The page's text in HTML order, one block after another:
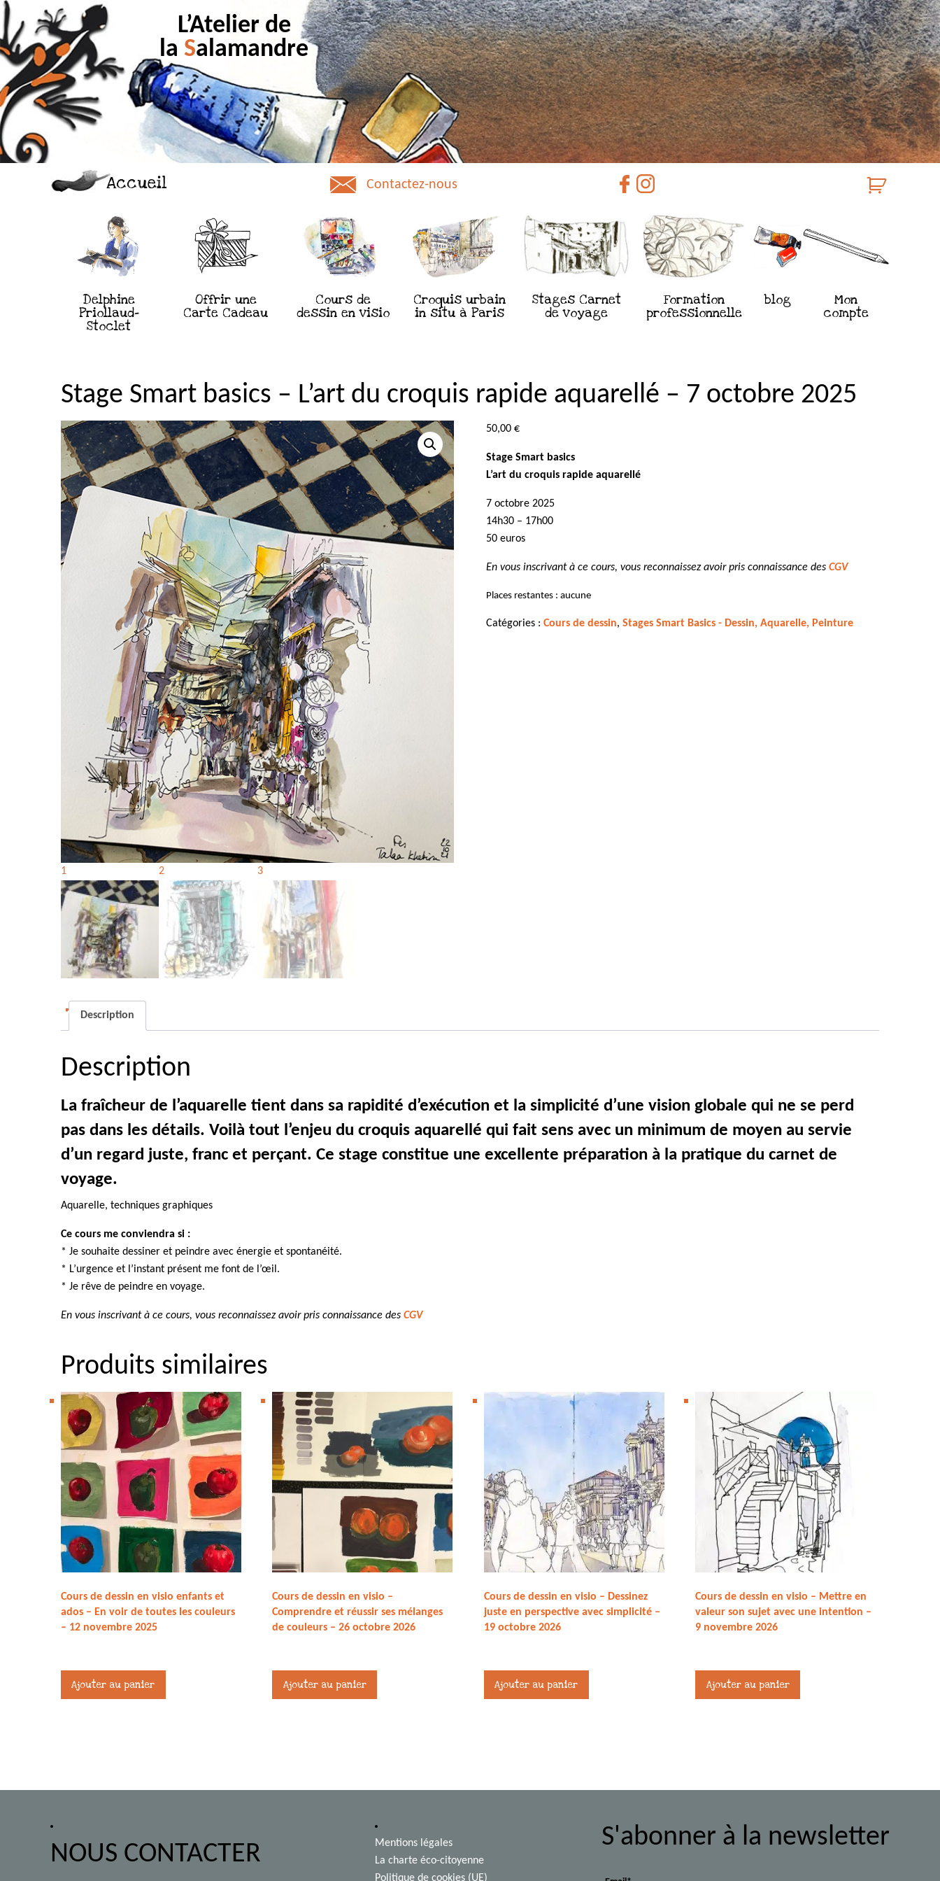
L’Atelier de
la Salamandre
Accueil Contactez-nous
Delphine
Priollaud-
Stoclet
Offrir une
Carte Cadeau
Cours de
dessin en visio
Croquis urbain
in situ à Paris
Stages Carnet
de voyage
Formation
professionnelle
blog
Mon
compte
Stage Smart basics – L’art du croquis rapide aquarellé – 7 octobre 2025
50,00€
Stage Smart basics
L’art du croquis rapide aquarellé
7 octobre 2025
14h30 – 17h00
50 euros
En vous inscrivant à ce cours, vous reconnaissez avoir pris connaissance desCGV
Places restantes : aucune
Catégories :Cours de dessin,Stages Smart Basics - Dessin, Aquarelle, Peinture
Description
Description
La fraîcheur de l’aquarelle tient dans sa rapidité d’exécution et la simplicité d’une vision globale qui ne se perd
pas dans les détails. Voilà tout l’enjeu du croquis aquarellé qui fait sens avec un minimum de moyen au servie
d’un regard juste, franc et perçant. Ce stage constitue une excellente préparation à la pratique du carnet de
voyage.
Aquarelle, techniques graphiques
Ce cours me conviendra si :
* Je souhaite dessiner et peindre avec énergie et spontanéité.
* L’urgence et l’instant présent me font de l’œil.
* Je rêve de peindre en voyage.
En vous inscrivant à ce cours, vous reconnaissez avoir pris connaissance des CGV
Produits similaires
Cours de dessin en visio enfants et
ados – En voir de toutes les couleurs
– 12 novembre 2025
Ajouter au panier
Cours de dessin en visio –
Comprendre et réussir ses mélanges
de couleurs – 26 octobre 2026
Ajouter au panier
Cours de dessin en visio – Dessinez
juste en perspective avec simplicité –
19 octobre 2026
Ajouter au panier
Cours de dessin en visio – Mettre en
valeur son sujet avec une intention –
9 novembre 2026
Ajouter au panier
NOUS CONTACTER
Mentions légales
La charte éco-citoyenne
Politique de cookies (UE)
S'abonner à la newsletter